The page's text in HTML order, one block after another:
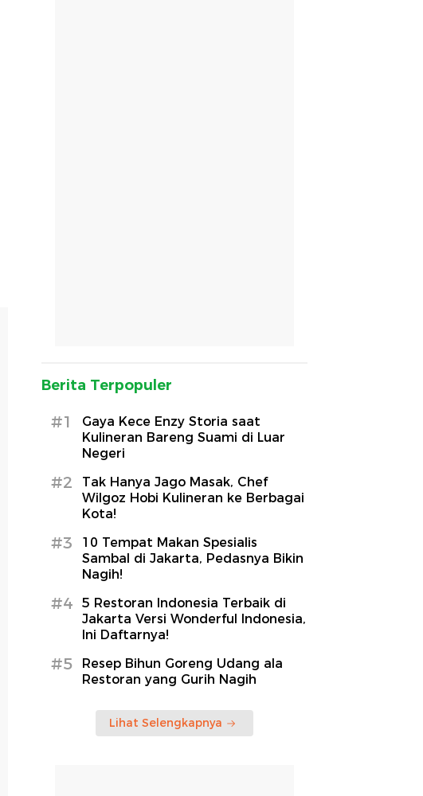
Berita Terpopuler
#1
Gaya Kece Enzy Storia saat
Kulineran Bareng Suami di Luar
Negeri
#2
Tak Hanya Jago Masak, Chef
Wilgoz Hobi Kulineran ke Berbagai
Kota!
#3
10 Tempat Makan Spesialis
Sambal di Jakarta, Pedasnya Bikin
Nagih!
#4
5 Restoran Indonesia Terbaik di
Jakarta Versi Wonderful Indonesia,
Ini Daftarnya!
#5
Resep Bihun Goreng Udang ala
Restoran yang Gurih Nagih
Lihat Selengkapnya